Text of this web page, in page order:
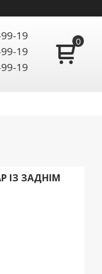
19
19
19
ІЗ ЗАДНІМ